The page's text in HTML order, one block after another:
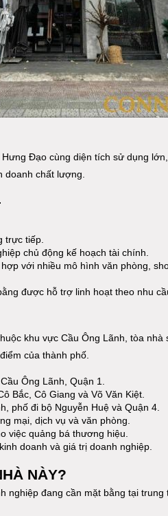
Đạo cùng diện tích sử dụng
doanh chất lượng.
trực tiếp.
chủ động kế hoạch tài chính.
với nhiều mô hình văn phòng,
được hỗ trợ linh hoạt theo nhu
khu vực Cầu Ông Lãnh, tòa
của thành phố.
Ông Lãnh, Quận 1.
Bắc, Cô Giang và Võ Văn Kiệt.
phố đi bộ Nguyễn Huệ và Quận 4.
mại, dịch vụ và văn phòng.
việc quảng bá thương hiệu.
doanh và giá trị doanh nghiệp.
NÀY?
nghiệp đang cần mặt bằng tại